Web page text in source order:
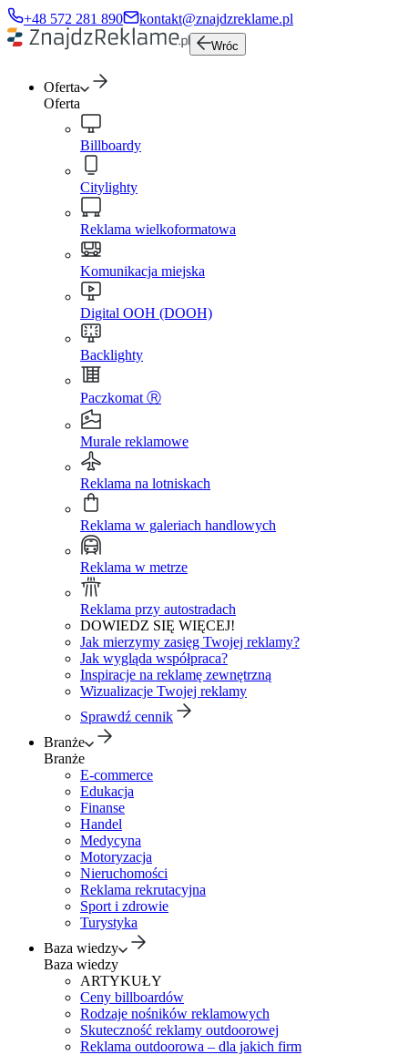
+48 572 281 890 kontakt@znajdzreklame.pl
Wróc
Oferta
Oferta
Billboardy
Citylighty
Reklama wielkoformatowa
Komunikacja miejska
Digital OOH (DOOH)
Backlighty
Paczkomat Ⓡ
Murale reklamowe
Reklama na lotniskach
Reklama w galeriach handlowych
Reklama w metrze
Reklama przy autostradach
DOWIEDZ SIĘ WIĘCEJ!
Jak mierzymy zasięg Twojej reklamy?
Jak wygląda współpraca?
Inspiracje na reklamę zewnętrzną
Wizualizacje Twojej reklamy
Sprawdź cennik
Branże
Branże
E-commerce
Edukacja
Finanse
Handel
Medycyna
Motoryzacja
Nieruchomości
Reklama rekrutacyjna
Sport i zdrowie
Turystyka
Baza wiedzy
Baza wiedzy
ARTYKUŁY
Ceny billboardów
Rodzaje nośników reklamowych
Skuteczność reklamy outdoorowej
Reklama outdoorowa – dla jakich firm